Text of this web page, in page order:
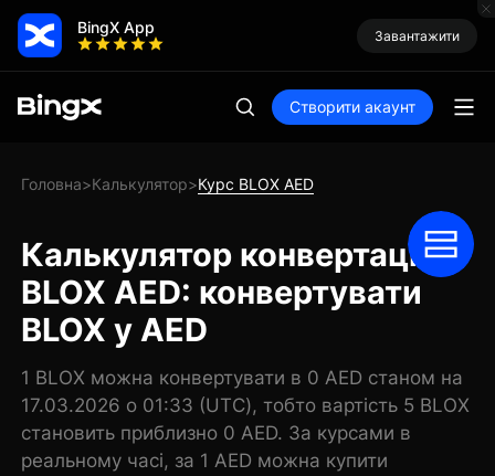
BingX App Завантажити
Створити акаунт
Головна>Калькулятор>Курс BLOX AED
Калькулятор конвертації
BLOX AED: конвертувати
BLOX у AED
1 BLOX можна конвертувати в 0 AED станом на
17.03.2026 о 01:33 (UTC), тобто вартість 5 BLOX
становить приблизно 0 AED. За курсами в
реальному часі, за 1 AED можна купити